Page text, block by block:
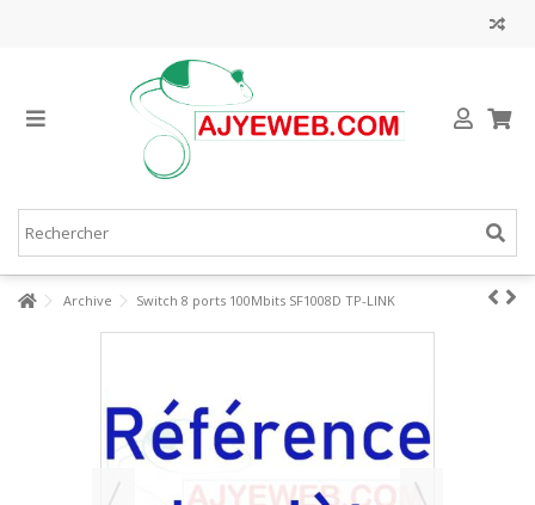
Archive Switch 8 ports 100Mbits SF1008D TP-LINK